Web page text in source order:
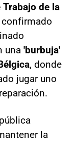
Trabajo de la
confirmado
una 'burbuja'
, donde
jugar uno
la